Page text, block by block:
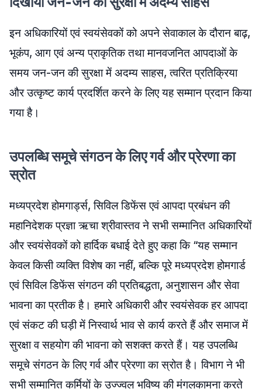
इन अधिकारियों एवं स्वयंसेवकों को अपने सेवाकाल के दौरान बाढ़,
भूकंप, आग एवं अन्य प्राकृतिक तथा मानवजनित आपदाओं के
समय जन-जन की सुरक्षा में अदम्य साहस, त्वरित प्रतिक्रिया
और उत्कृष्ट कार्य प्रदर्शित करने के लिए यह सम्मान प्रदान किया
गया है।
उपलब्धि समूचे संगठन के लिए गर्व और प्रेरणा का
स्रोत
मध्यप्रदेश होमगार्ड्स, सिविल डिफेंस एवं आपदा प्रबंधन की
महानिदेशक प्रज्ञा ऋचा श्रीवास्तव ने सभी सम्मानित अधिकारियों
और स्वयंसेवकों को हार्दिक बधाई देते हुए कहा कि “यह सम्मान
केवल किसी व्यक्ति विशेष का नहीं, बल्कि पूरे मध्यप्रदेश होमगार्ड
एवं सिविल डिफेंस संगठन की प्रतिबद्धता, अनुशासन और सेवा
भावना का प्रतीक है। हमारे अधिकारी और स्वयंसेवक हर आपदा
एवं संकट की घड़ी में निस्वार्थ भाव से कार्य करते हैं और समाज में
सुरक्षा व सहयोग की भावना को सशक्त करते हैं। यह उपलब्धि
समूचे संगठन के लिए गर्व और प्रेरणा का स्रोत है। विभाग ने भी
सभी सम्मानित कर्मियों के उज्ज्वल भविष्य की मंगलकामना करते